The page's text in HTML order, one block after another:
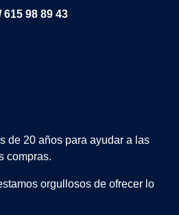
615 98 89 43
de 20 años para ayudar a las
compras.
orgullosos de ofrecer lo